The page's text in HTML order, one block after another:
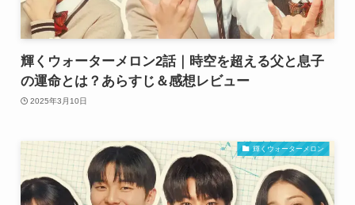
輝くウォーターメロン2話｜時空を超える父と息子
の運命とは？あらすじ＆感想レビュー
2025年3月10日
輝くウォーターメロン